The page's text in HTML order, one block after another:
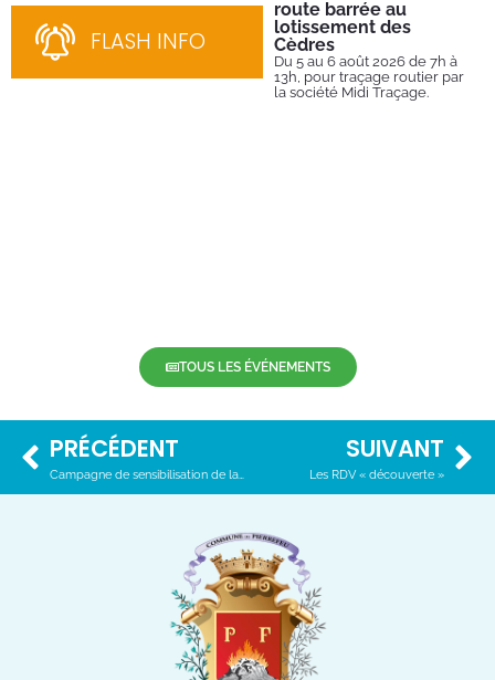
FLASH INFO
route barrée au
lotissement des
Cèdres
Du 5 au 6 août 2026 de 7h à
13h, pour traçage routier par
la société Midi Traçage.
TOUS LES ÉVÉNEMENTS
PRÉCÉDENT
Campagne de sensibilisation de la Croix-Rouge Française
SUIVANT
Les RDV « découverte »